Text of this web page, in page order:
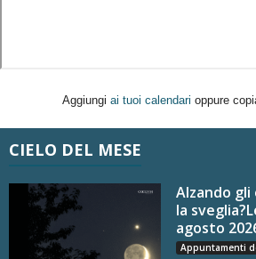
Aggiungi ai tuoi calendari oppure
CIELO DEL MESE
Alzando gli
la
agosto
Appuntamenti